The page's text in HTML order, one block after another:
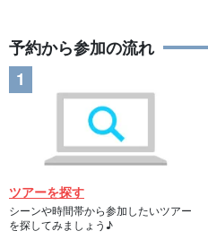
予約から参加の流れ
ツアーを探す
シーンや時間帯から参加したいツアー
を探してみましょう♪